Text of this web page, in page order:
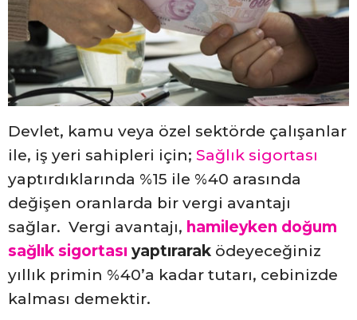
Devlet, kamu veya özel sektörde çalışanlar
ile, iş yeri sahipleri için; Sağlık sigortası
yaptırdıklarında %15 ile %40 arasında
değişen oranlarda bir vergi avantajı
sağlar. Vergi avantajı, hamileyken doğum
sağlık sigortası yaptırarak ödeyeceğiniz
yıllık primin %40’a kadar tutarı, cebinizde
kalması demektir.